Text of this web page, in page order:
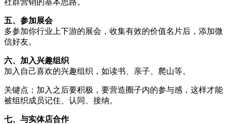
五、参加展会
多参加你行业上下游的展会，收集有效的价值名片后，添加微
信好友。
六、加入兴趣组织
加入自己喜欢的兴趣组织，如读书、亲子、爬山等。
关键点：加入之后要积极，要营造圈子内的参与感，这样才能
被组织成员记住、认同、接纳。
七、与实体店合作